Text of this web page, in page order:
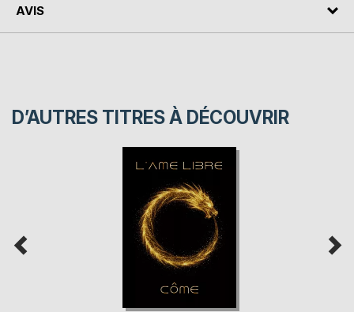
AVIS
D’AUTRES TITRES À DÉCOUVRIR